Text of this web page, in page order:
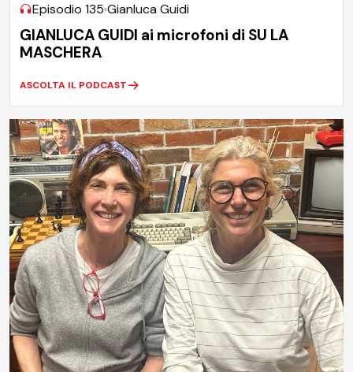
Episodio 135 Gianluca Guidi
GIANLUCA GUIDI ai microfoni di SU LA
MASCHERA
ASCOLTA IL PODCAST